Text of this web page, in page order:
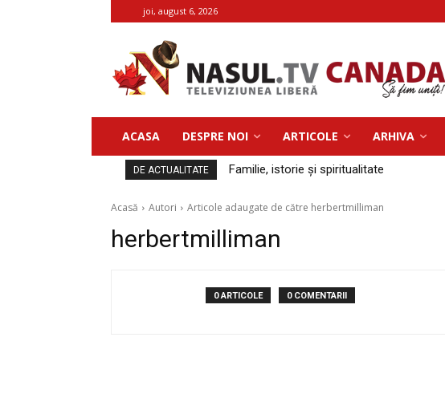
joi, august 6, 2026
ACASA DESPRE NOI ARTICOLE ARHIVA
DE ACTUALITATE Familie, istorie și spiritualitate
Acasă Autori Articole adaugate de către herbertmilliman
herbertmilliman
0 ARTICOLE 0 COMENTARII